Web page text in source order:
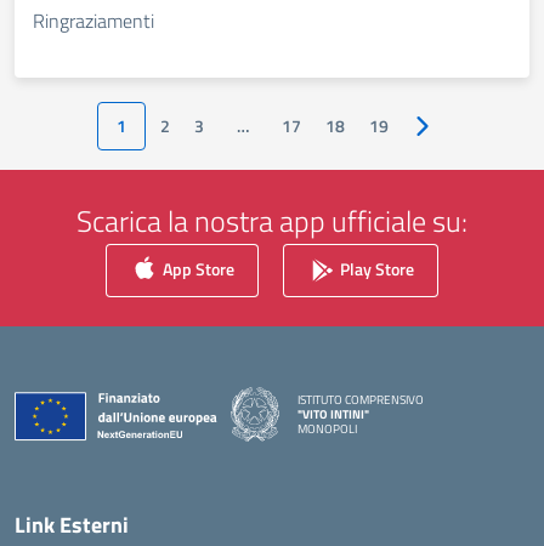
Ringraziamenti
1 2 3 … 17 18 19 Pagina
Scarica la nostra app ufficiale su:
App Store Play Store
ISTITUTO COMPRENSIVO
"VITO INTINI"
MONOPOLI
Link Esterni